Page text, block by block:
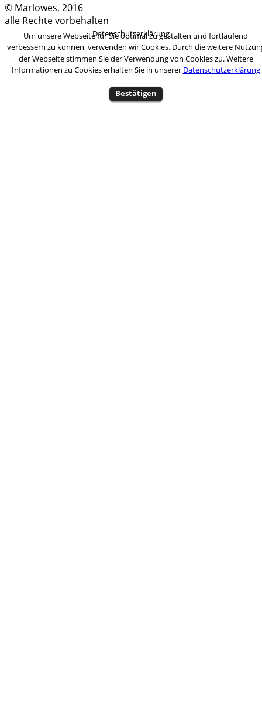
© Marlowes, 2016
alle Rechte vorbehalten
Um unsere Webseite für Sie optimal zu gestalten und fortlaufend
verbessern zu können, verwenden wir Cookies. Durch die weitere
der Webseite stimmen Sie der Verwendung von Cookies zu. Weitere
Informationen zu Cookies erhalten Sie in unserer Datenschutzerklärung
Bestätigen
Datenschutzerklärung